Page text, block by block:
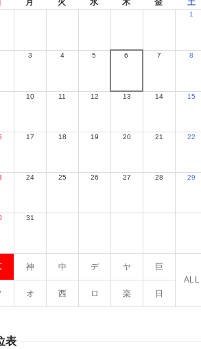
月 火 水 木 金 土
1
3 4 5 6 7 8
10 11 12 13 14 15
17 18 19 20 21 22
24 25 26 27 28 29
31
神 中 デ ヤ
巨
ALL
オ 西 ロ 楽 日
表